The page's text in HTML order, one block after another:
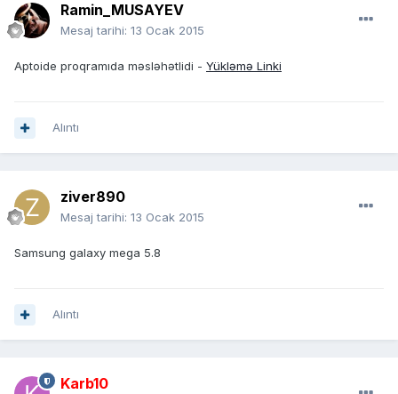
Ramin_MUSAYEV
Mesaj tarihi: 13 Ocak 2015
Aptoide proqramıda məsləhətlidi - Yükləmə Linki
Alıntı
ziver890
Mesaj tarihi: 13 Ocak 2015
Samsung galaxy mega 5.8
Alıntı
Karb10